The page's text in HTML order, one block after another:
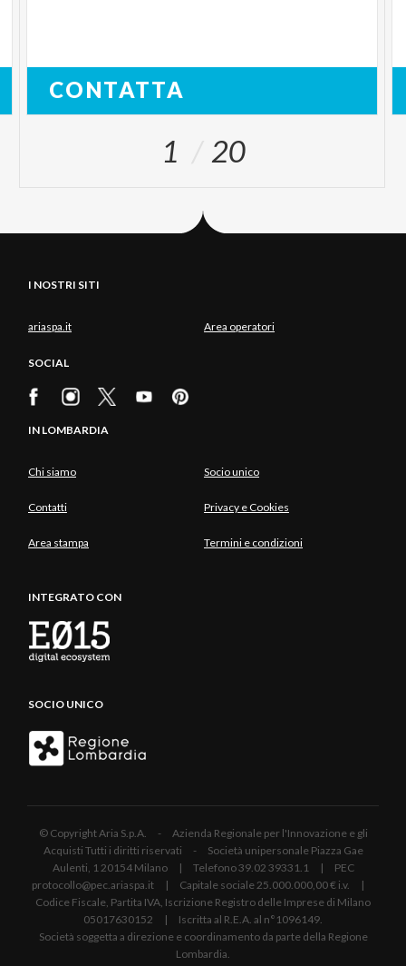
CONTATTA
1 20
I NOSTRI SITI
ariaspa.it Area operatori
SOCIAL
IN LOMBARDIA
Chi siamo Socio unico
Contatti Privacy e Cookies
Area stampa Termini e condizioni
INTEGRATO CON
SOCIO UNICO
© Copyright Aria S.p.A. - Azienda Regionale per l'Innovazione e gli
Acquisti Tutti i diritti riservati - Società unipersonale Piazza Gae
Aulenti, 1 20154 Milano | Telefono 39.02 39331.1 | PEC
protocollo@pec.ariaspa.it | Capitale sociale 25.000.000,00 € i.v. |
Codice Fiscale, Partita IVA, Iscrizione Registro delle Imprese di Milano
05017630152 | Iscritta al R.E.A. al n°1096149.
Società soggetta a direzione e coordinamento da parte della Regione
Lombardia.